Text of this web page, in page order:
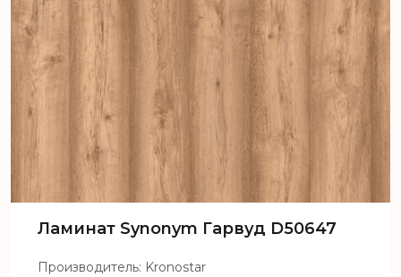
Ламинат Synonym Гарвуд D50647
Производитель: Kronostar